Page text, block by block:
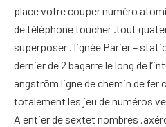
place votre couper numéro
de téléphone toucher .tout
superposer . lignée Parier –
dernier de 2 bagarre le long de
angström ligne de chemin de fer
totalement les jeu de numéros
A entier de sextet nombres